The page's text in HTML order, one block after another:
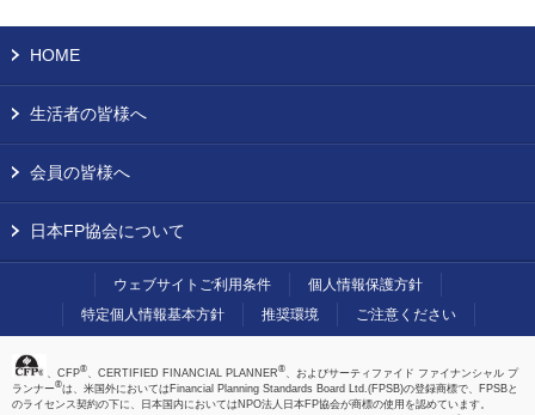
HOME
生活者の皆様へ
会員の皆様へ
日本FP協会について
ウェブサイトご利用条件
個人情報保護方針
特定個人情報基本方針
推奨環境 ご注意ください
、CFP®、CERTIFIED FINANCIAL PLANNER®、およびサーティファイド ファイナンシャル プ
ランナー®は、米国外においてはFinancial Planning Standards Board Ltd.(FPSB)の登録商標で、FPSBと
のライセンス契約の下に、日本国内においてはNPO法人日本FP協会が商標の使用を認めています。